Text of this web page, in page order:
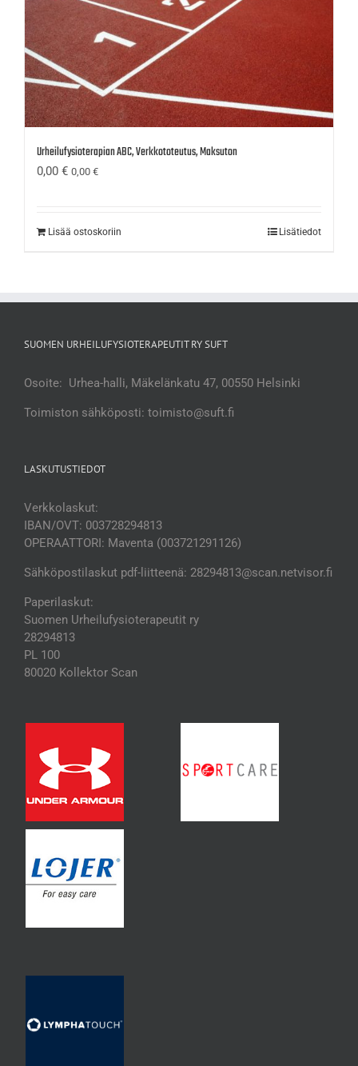
Urheilufysioterapian ABC, Verkkototeutus, Maksuton
0,00 € 0,00 €
Lisää ostoskoriin Lisätiedot
SUOMEN URHEILUFYSIOTERAPEUTIT RY SUFT
Osoite: Urhea-halli, Mäkelänkatu 47, 00550 Helsinki
Toimiston sähköposti: toimisto@suft.fi
LASKUTUSTIEDOT
Verkkolaskut:
IBAN/OVT: 003728294813
OPERAATTORI: Maventa (003721291126)
Sähköpostilaskut pdf-liitteenä: 28294813@scan.netvisor.fi
Paperilaskut:
Suomen Urheilufysioterapeutit ry
28294813
PL 100
80020 Kollektor Scan